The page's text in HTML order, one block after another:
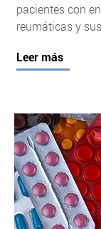
pacientes con
reumáticas y
Leer más